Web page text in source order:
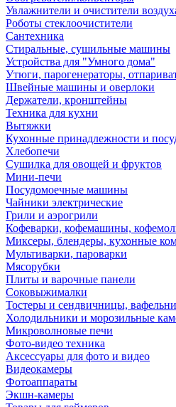
Увлажнители и очистители
Роботы стеклоочистители
Сантехника
Стиральные, сушильные машины
Устройства для "Умного дома"
Утюги, парогенераторы,
Швейные машины и оверлоки
Держатели, кронштейны
Техника для кухни
Вытяжки
Кухонные принадлежности и
Хлебопечи
Сушилка для овощей и фруктов
Мини-печи
Посудомоечные машины
Чайники электрические
Грили и аэрогрили
Кофеварки, кофемашины,
Миксеры, блендеры, кухонные
Мультиварки, пароварки
Мясорубки
Плиты и варочные панели
Соковыжималки
Тостеры и сендвичницы,
Холодильники и морозильные
Микроволновые печи
Фото-видео техника
Аксессуары для фото и видео
Видеокамеры
Фотоаппараты
Экшн-камеры